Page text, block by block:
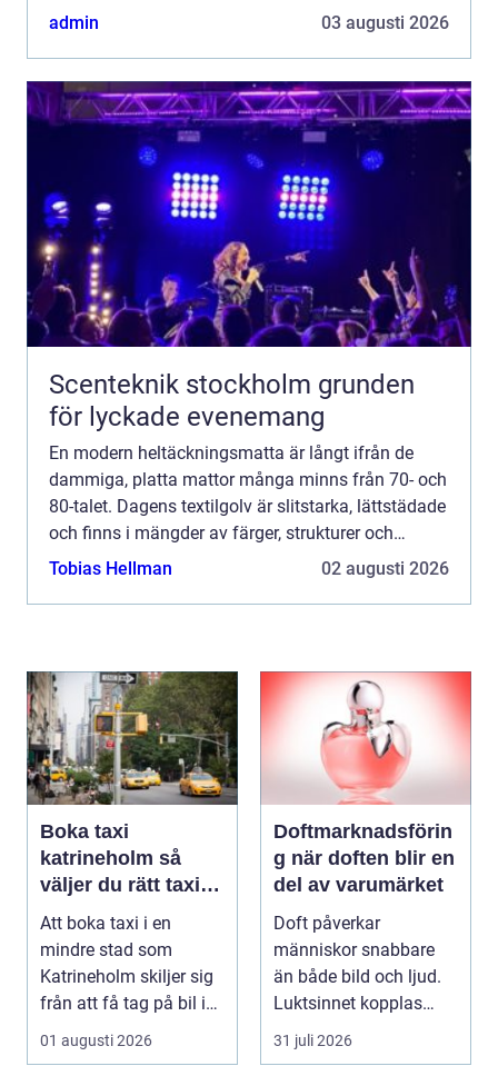
kvaliteter. För den som letar efter
admin 03 augusti 2026
Scenteknik stockholm grunden
för lyckade evenemang
En modern heltäckningsmatta är långt ifrån de
dammiga, platta mattor många minns från 70- och
80-talet. Dagens textilgolv är slitstarka, lättstädade
och finns i mängder av färger, strukturer och
kvaliteter. För den som letar efter
Tobias Hellman 02 augusti 2026
Boka taxi
katrineholm så
väljer du rätt taxi
för trygga resor
Att boka taxi i en
mindre stad som
Katrineholm skiljer sig
från att få tag på bil i
en storstad. Utb...
01 augusti 2026
Doftmarknadsförin
g när doften blir en
del av varumärket
Doft påverkar
människor snabbare
än både bild och ljud.
Luktsinnet kopplas
direkt till hjärnans
31 juli 2026